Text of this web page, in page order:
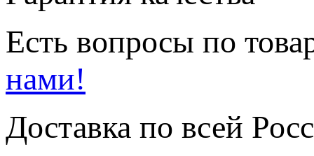
Есть вопросы по
нами!
Доставка по всей